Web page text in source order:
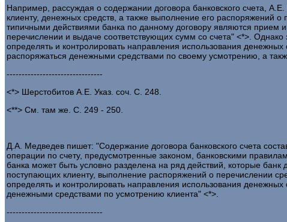
Например, рассуждая о содержании договора банковского счета,
клиенту, денежных средств, а также выполнение его распоряжений
типичными действиями банка по данному договору являются прием
перечислении и выдаче соответствующих сумм со счета" <*>.
определять и контролировать направления использования
распоряжаться денежными средствами по своему усмотрению, а
--------------------------------
<*> Шерстобитов А.Е. Указ. соч. С. 248.
<**> См. там же. С. 249 - 250.
Д.А. Медведев пишет: "Содержание договора банковского счета
операции по счету, предусмотренные законом, банковскими
банка может быть условно разделена на ряд действий, которые
поступающих клиенту, выполнение распоряжений о перечислении
определять и контролировать направления использования
денежными средствами по усмотрению клиента" <*>.
--------------------------------